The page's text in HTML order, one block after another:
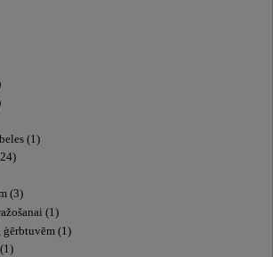
(1)
(3)
(1)
ģērbtuvēm (1)